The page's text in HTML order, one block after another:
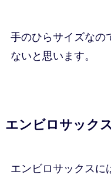
手のひらサイズなの
ないと思います。
エンビロサック
エンビロサックスに